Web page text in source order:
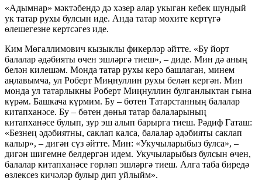
«Адымнар» мәктәбендә дә хәзер алар укыган кебек шундый
ук татар рухы булсын иде. Анда татар мохите кертүгә
өлешегезне кертсәгез иде.
Ким Мөгаллимович кызыклы фикерләр әйтте. «Бу йорт
балалар әдәбияты өчен эшләргә тиеш», – диде. Мин дә аның
белән килешәм. Монда татар рухы керә башлаган, минем
аңлавымча, ул Роберт Миңнуллин рухы белән кергән. Мин
монда ул татарлыкны Роберт Миңнуллин булганлыктан гына
күрәм. Башкача күрмим. Бу – бөтен Татарстанның балалар
китапханәсе. Бу – бөтен дөнья татар балаларының
китапханәсе булып, зур эш алып барырга тиеш. Рәдиф Гаташ:
«Безнең әдәбиятны, саклап калса, балалар әдәбияты саклап
калыр», – дигән сүз әйтте. Мин: «Укучыларыбыз булса», –
дигән шигемне белдергән идем. Укучыларыбыз булсын өчен,
балалар китапханәсе гөрләп эшләргә тиеш. Алга таба биредә
өзлексез кичәләр булыр дип уйлыйм».